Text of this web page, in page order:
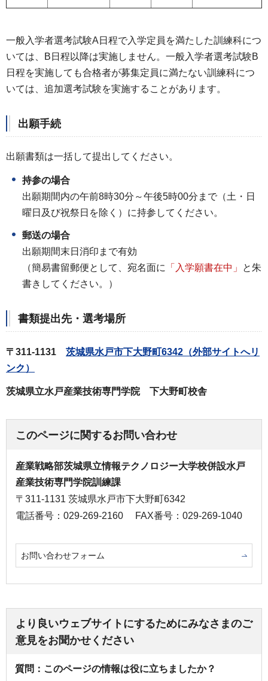
一般入学者選考試験A日程で入学定員を満たした訓練科につ
いては、B日程以降は実施しません。一般入学者選考試験B
日程を実施しても合格者が募集定員に満たない訓練科につ
いては、追加選考試験を実施することがあります。
出願手続
出願書類は一括して提出してください。
持参の場合
出願期間内の午前8時30分～午後5時00分まで（土・日
曜日及び祝祭日を除く）に持参してください。
郵送の場合
出願期間末日消印まで有効
（簡易書留郵便として、宛名面に
「入学願書在中」
と朱
書きしてください。）
書類提出先・ 選考場所
〒311-1131 茨城県水戸市下大野町6342（外部サイトへリ
ンク）
茨城県立水戸産業技術専門学院 下大野町校舎
このページに関するお問い合わせ
産業戦略部茨城県立情報テクノロジー大学校併設水戸
産業技術専門学院訓練課
〒311-1131 茨城県水戸市下大野町6342
電話番号：029-269-2160
FAX番号：029-269-1040
お問い合わせフォーム
より良いウェブサイトにするためにみなさまのご
意見をお聞かせください
質問：このページの情報は役に立ちましたか？